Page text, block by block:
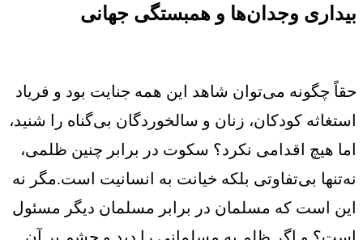
بیداری وجدان‌ها و همبستگی جهانی
حقاً چگونه می‌توان شاهد این همه جنایت بود و فریاد
استغاثه کودکان، زنان و سالخوردگان بی‌گناه را شنید،
اما هیچ اقدامی نکرد؟ سکوت در برابر چنین ظلمی،
نه‌تنها بی‌تفاوتی بلکه خیانت به انسانیت است.مگر نه
این است که مسلمان در برابر مسلمان دیگر مسئول